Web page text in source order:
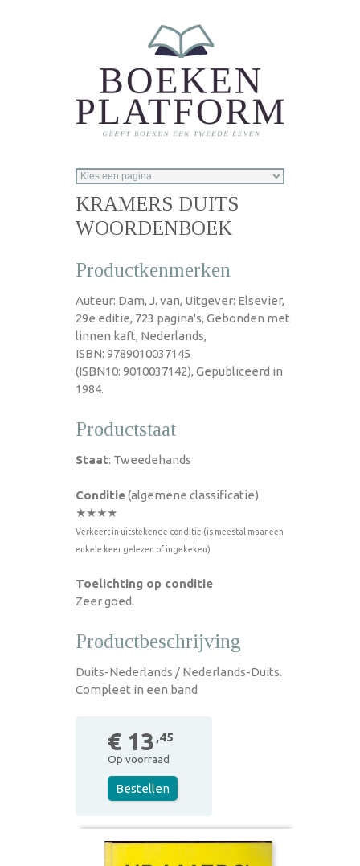
KRAMERS DUITS
WOORDENBOEK
Productkenmerken
Auteur: Dam, J. van, Uitgever: Elsevier,
29e editie, 723 pagina's, Gebonden met
linnen kaft, Nederlands,
ISBN: 9789010037145
(ISBN10: 9010037142), Gepubliceerd in
1984.
Productstaat
Staat: Tweedehands
Conditie(algemene classificatie)
★★★★
Verkeert in uitstekende conditie (is meestal maar een
enkele keer gelezen of ingekeken)
Toelichting op conditie
Zeer goed.
Productbeschrijving
Duits-Nederlands / Nederlands-Duits.
Compleet in een band
€ 13 ,45
Op voorraad
Bestellen